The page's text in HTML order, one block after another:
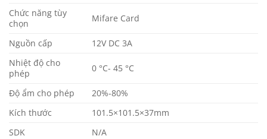
Chức năng tùy
chọn
Mifare Card
Nguồn cấp
12V DC 3A
Nhiệt độ cho
phép
0 °C- 45 °C
Độ ẩm cho phép
20%-80%
Kích thước
101.5×101.5×37mm
SDK
N/A